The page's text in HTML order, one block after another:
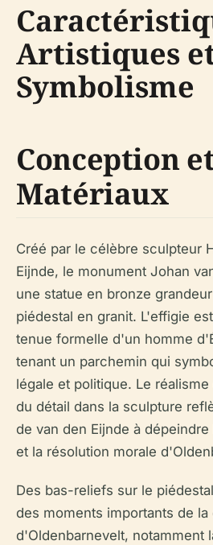
Artistiques
Symbolisme
Conception
Matériaux
Créé par le célèbre sculpteur
Eijnde, le monument Johan
une statue en bronze
piédestal en granit. L'effigie
tenue formelle d'un homme
tenant un parchemin qui
légale et politique. Le
du détail dans la sculpture
de van den Eijnde à
et la résolution morale
Des bas-reliefs sur le
des moments importants de la
d'Oldenbarnevelt, notamment